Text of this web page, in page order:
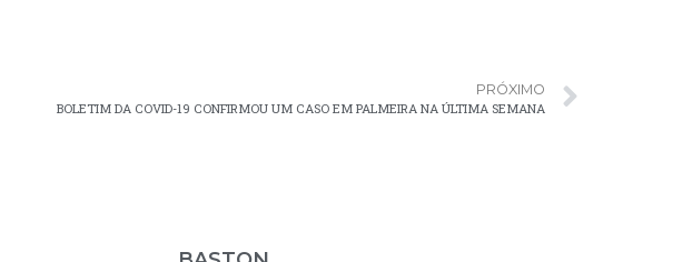
PRÓXIMO
BOLETIM DA COVID-19 CONFIRMOU UM CASO EM PALMEIRA NA ÚLTIMA SEMANA